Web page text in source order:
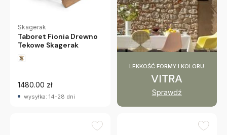
Skagerak
Taboret Fionia Drewno
Tekowe Skagerak
1480.00 zł
wysyłka: 14-28 dni
LEKKOŚĆ FORMY I KOLORU
VITRA
Sprawdź